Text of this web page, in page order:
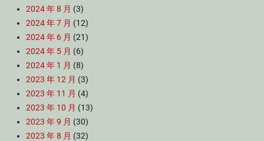
2024 年 8 月 (3)
2024 年 7 月 (12)
2024 年 6 月 (21)
2024 年 5 月 (6)
2024 年 1 月 (8)
2023 年 12 月 (3)
2023 年 11 月 (4)
2023 年 10 月 (13)
2023 年 9 月 (30)
2023 年 8 月 (32)